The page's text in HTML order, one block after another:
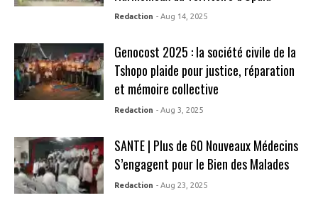
Redaction - Aug 14, 2025
Genocost 2025 : la société civile de la
Tshopo plaide pour justice, réparation
et mémoire collective
Redaction - Aug 3, 2025
SANTE | Plus de 60 Nouveaux Médecins
S’engagent pour le Bien des Malades
Redaction - Aug 23, 2025